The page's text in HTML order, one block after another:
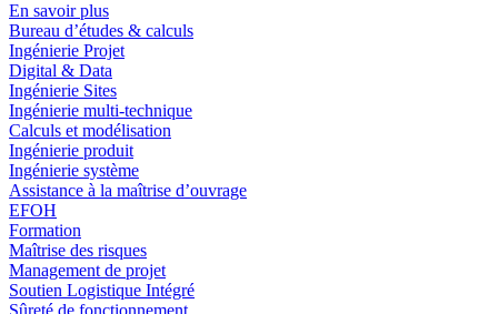
En savoir plus
Bureau d’études & calculs
Ingénierie Projet
Digital & Data
Ingénierie Sites
Ingénierie multi-technique
Calculs et modélisation
Ingénierie produit
Ingénierie système
Assistance à la maîtrise d’ouvrage
EFOH
Formation
Maîtrise des risques
Management de projet
Soutien Logistique Intégré